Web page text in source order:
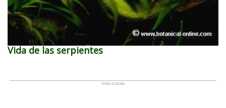
Vida de las serpientes